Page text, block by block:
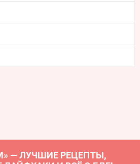
— ЛУЧШИЕ РЕЦЕПТЫ,